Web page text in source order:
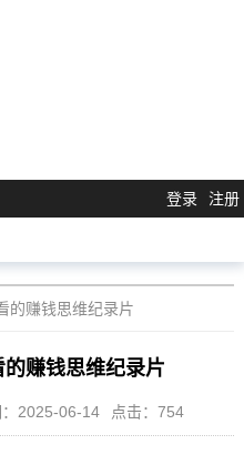
登录 注册
的赚钱思维纪录片
赚钱思维纪录片
：2025-06-14 点击：754